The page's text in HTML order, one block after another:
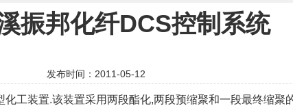
振邦化纤DCS控制系统
发布时间：2011-05-12
装置.该装置采用两段酯化,两段预缩聚和一段最终缩聚